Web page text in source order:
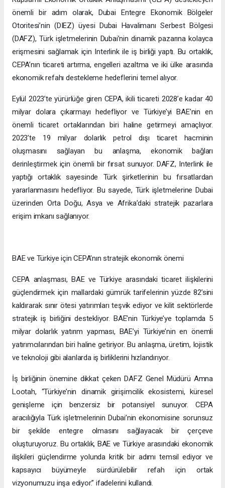
önemli bir adım olarak, Dubai Entegre Ekonomik Bölgeler
Otoritesi’nin (DIEZ) üyesi Dubai Havalimanı Serbest Bölgesi
(DAFZ), Türk işletmelerinin Dubai’nin dinamik pazarına kolayca
erişmesini sağlamak için Interlink ile iş birliği yaptı. Bu ortaklık,
CEPA’nın ticareti artırma, engelleri azaltma ve iki ülke arasında
ekonomik refahı destekleme hedeflerini temel alıyor.
Eylül 2023’te yürürlüğe giren CEPA, ikili ticareti 2028’e kadar 40
milyar dolara çıkarmayı hedefliyor ve Türkiye’yi BAE’nin en
önemli ticaret ortaklarından biri haline getirmeyi amaçlıyor.
2023’te 19 milyar dolarlık petrol dışı ticaret hacminin
oluşmasını sağlayan bu anlaşma, ekonomik bağları
derinleştirmek için önemli bir fırsat sunuyor. DAFZ, Interlink ile
yaptığı ortaklık sayesinde Türk şirketlerinin bu fırsatlardan
yararlanmasını hedefliyor. Bu sayede, Türk işletmelerine Dubai
üzerinden Orta Doğu, Asya ve Afrika’daki stratejik pazarlara
erişim imkanı sağlanıyor.
BAE ve Türkiye için CEPA’nın stratejik ekonomik önemi
CEPA anlaşması, BAE ve Türkiye arasındaki ticaret ilişkilerini
güçlendirmek için mallardaki gümrük tarifelerinin yüzde 82’sini
kaldırarak sınır ötesi yatırımları teşvik ediyor ve kilit sektörlerde
stratejik iş birliğini destekliyor. BAE’nin Türkiye’ye toplamda 5
milyar dolarlık yatırım yapması, BAE’yi Türkiye’nin en önemli
yatırımcılarından biri haline getiriyor. Bu anlaşma, üretim, lojistik
ve teknoloji gibi alanlarda iş birliklerini hızlandırıyor.
İş birliğinin önemine dikkat çeken DAFZ Genel Müdürü Amna
Lootah, “Türkiye’nin dinamik girişimcilik ekosistemi, küresel
genişleme için benzersiz bir potansiyel sunuyor. CEPA
aracılığıyla Türk işletmelerinin Dubai’nin ekonomisine sorunsuz
bir şekilde entegre olmasını sağlayacak bir çerçeve
oluşturuyoruz. Bu ortaklık, BAE ve Türkiye arasındaki ekonomik
ilişkileri güçlendirme yolunda kritik bir adımı temsil ediyor ve
kapsayıcı büyümeyle sürdürülebilir refah için ortak
vizyonumuzu inşa ediyor.” ifadelerini kullandı.